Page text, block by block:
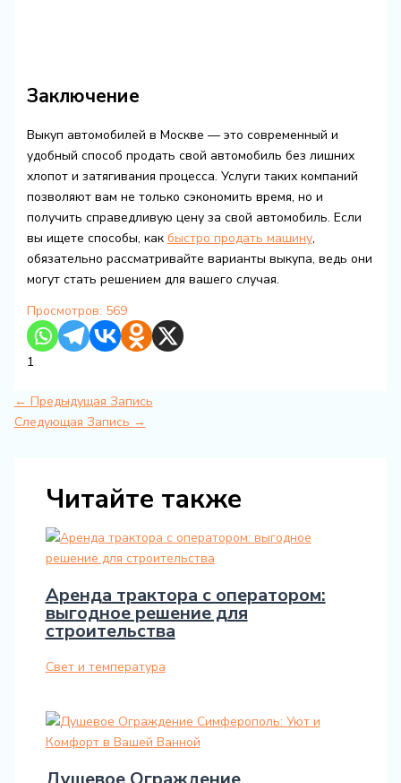
Заключение
Выкуп автомобилей в Москве — это современный и
удобный способ продать свой автомобиль без лишних
хлопот и затягивания процесса. Услуги таких компаний
позволяют вам не только сэкономить время, но и
получить справедливую цену за свой автомобиль. Если
вы ищете способы, как быстро продать машину,
обязательно рассматривайте варианты выкупа, ведь они
могут стать решением для вашего случая.
Просмотров: 569
1
← Предыдущая Запись
Следующая Запись →
Читайте также
Аренда трактора с оператором:
выгодное решение для
строительства
Свет и температура